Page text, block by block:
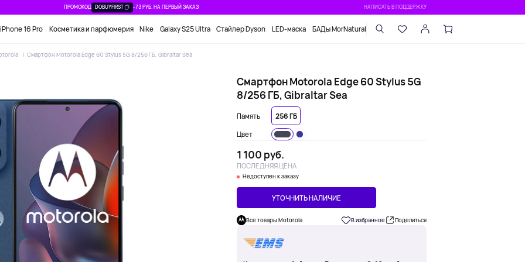
ПРОМОКОД DOBUYFIRST -73 РУБ. НА ПЕРВЫЙ ЗАКАЗ НАПИСАТЬ В ПОДДЕРЖКУ
iPhone 16 Pro Косметика и парфюмерия Nike Galaxy S25 Ultra Стайлер Dyson LED-маска БАДы MorNatural
Смартфон Motorola Edge 60 Stylus 5G 8/256 ГБ, Gibraltar Sea
Смартфон Motorola Edge 60 Stylus 5G
8/256 ГБ, Gibraltar Sea
Память 256 ГБ
Цвет
1 100 руб.
ПОСЛЕДНЯЯ ЦЕНА
Недоступен к заказу
УТОЧНИТЬ НАЛИЧИЕ
Все товары Motorola В избранное Поделиться